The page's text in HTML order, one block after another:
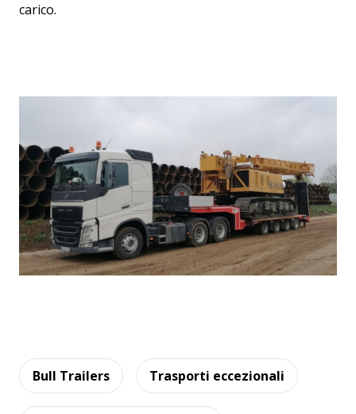
carico.
Bull Trailers Trasporti eccezionali